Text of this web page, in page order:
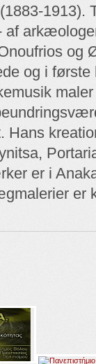
1913).
af
og
og i
er i
er